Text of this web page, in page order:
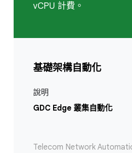
vCPU 計費。
基礎架構自動化
說明
GDC Edge 叢集自動化
Telecom Network